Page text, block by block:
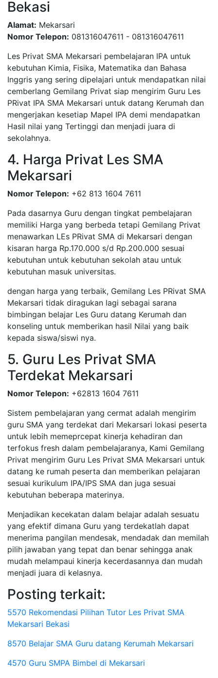
Bekasi
Alamat: Mekarsari
Nomor Telepon: 081316047611 - 081316047611
Les Privat SMA Mekarsari pembelajaran IPA untuk
kebutuhan Kimia, Fisika, Matematika dan Bahasa
Inggris yang sering dipelajari untuk mendapatkan nilai
cemberlang Gemilang Privat siap mengirim Guru Les
PRivat IPA SMA Mekarsari untuk datang Kerumah dan
mengerjakan kesetiap Mapel IPA demi mendapatkan
Hasil nilai yang Tertinggi dan menjadi juara di
sekolahnya.
4. Harga Privat Les SMA
Mekarsari
Nomor Telepon: +62 813 1604 7611
Pada dasarnya Guru dengan tingkat pembelajaran
memiliki Harga yang berbeda tetapi Gemilang Privat
menawarkan LEs PRivat SMA di Mekarsari dengan
kisaran harga Rp.170.000 s/d Rp.200.000 sesuai
kebutuhan untuk kebutuhan sekolah atau untuk
kebutuhan masuk universitas.
dengan harga yang terbaik, Gemilang Les PRivat SMA
Mekarsari tidak diragukan lagi sebagai sarana
bimbingan belajar Les Guru datang Kerumah dan
konseling untuk memberikan hasil Nilai yang baik
kepada siswa/siswi nya.
5. Guru Les Privat SMA
Terdekat Mekarsari
Nomor Telepon: +62813 1604 7611
Sistem pembelajaran yang cermat adalah mengirim
guru SMA yang terdekat dari Mekarsari lokasi peserta
untuk lebih memeprcepat kinerja kehadiran dan
terfokus fresh dalam pembelajaranya, Kami Gemilang
Privat mengirim Guru Les Privat SMA Mekarsari untuk
datang ke rumah peserta dan memberikan pelajaran
sesuai kurikulum IPA/IPS SMA dan juga sesuai
kebutuhan beberapa materinya.
Menjadikan kecekatan dalam belajar adalah sesuatu
yang efektif dimana Guru yang terdekatlah dapat
menerima pangilan mendesak, mendadak dan memilah
pilih jawaban yang tepat dan benar sehingga anak
mudah melampaui kinerja kecerdasannya dan mudah
menjadi juara di kelasnya.
Posting terkait:
5570 Rekomendasi Pilihan Tutor Les Privat SMA
Mekarsari Bekasi
8570 Belajar SMA Guru datang Kerumah Mekarsari
4570 Guru SMPA Bimbel di Mekarsari